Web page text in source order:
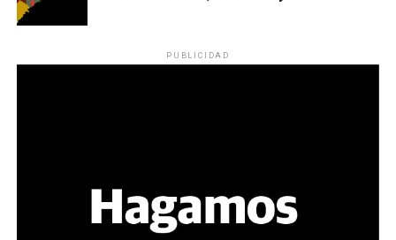
PUBLICIDAD